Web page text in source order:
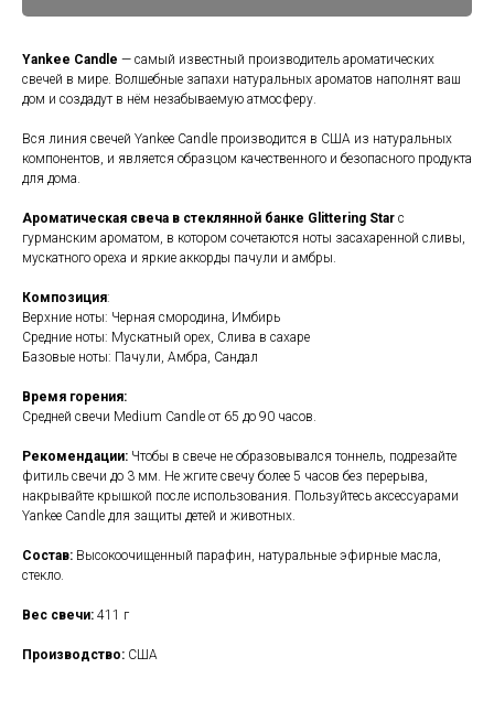
Yankee Candle — самый известный производитель ароматических
свечей в мире. Волшебные запахи натуральных ароматов наполнят ваш
дом и создадут в нём незабываемую атмосферу.
Вся линия свечей Yankee Candle производится в США из натуральных
компонентов, и является образцом качественного и безопасного продукта
для дома.
Ароматическая свеча в стеклянной банке Glittering Star с
гурманским ароматом, в котором сочетаются ноты засахаренной сливы,
мускатного ореха и яркие аккорды пачули и амбры.
Композиция:
Верхние ноты: Черная смородина, Имбирь
Средние ноты: Мускатный орех, Слива в сахаре
Базовые ноты: Пачули, Амбра, Сандал
Время горения:
Средней свечи Medium Candle от 65 до 90 часов.
Рекомендации: Чтобы в свече не образовывался тоннель, подрезайте
фитиль свечи до 3 мм. Не жгите свечу более 5 часов без перерыва,
накрывайте крышкой после использования. Пользуйтесь аксессуарами
Yankee Candle для защиты детей и животных.
Состав: Высокоочищенный парафин, натуральные эфирные масла,
стекло.
Вес свечи: 411 г
Производство: США